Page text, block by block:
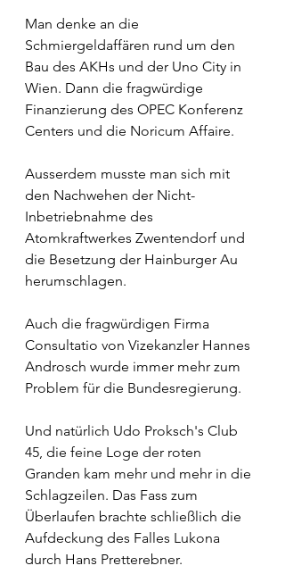
Man denke an die
Schmiergeldaffären rund um den
Bau des AKHs und der Uno City in
Wien. Dann die fragwürdige
Finanzierung des OPEC Konferenz
Centers und die Noricum Affaire.
Ausserdem musste man sich mit
den Nachwehen der Nicht-
Inbetriebnahme des
Atomkraftwerkes Zwentendorf und
die Besetzung der Hainburger Au
herumschlagen.
Auch die fragwürdigen Firma
Consultatio von Vizekanzler Hannes
Androsch wurde immer mehr zum
Problem für die Bundesregierung.
Und natürlich Udo Proksch's Club
45, die feine Loge der roten
Granden kam mehr und mehr in die
Schlagzeilen. Das Fass zum
Überlaufen brachte schließlich die
Aufdeckung des Falles Lukona
durch Hans Pretterebner.